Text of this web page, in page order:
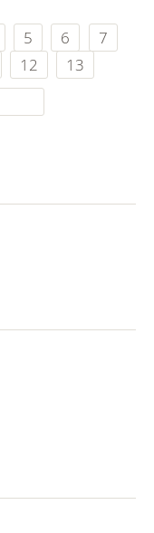
5 6
7
12
13